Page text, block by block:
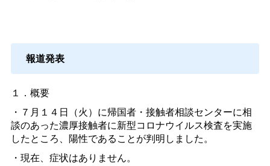
報道発表
１．概要
・７月１４日（火）に帰国者・接触者相談センターに相
談のあった濃厚接触者に新型コロナウイルス検査を実施
したところ、陽性であることが判明しました。
・現在、症状はありません。